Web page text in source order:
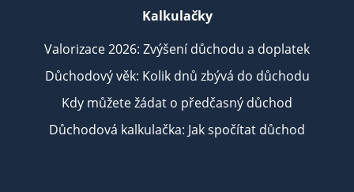
Kalkulačky
Valorizace 2026: Zvýšení důchodu a doplatek
Důchodový věk: Kolik dnů zbývá do důchodu
Kdy můžete žádat o předčasný důchod
Důchodová kalkulačka: Jak spočítat důchod